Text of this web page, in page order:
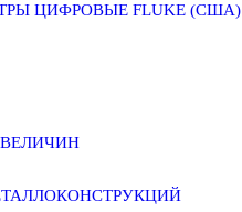
ЦИФРОВЫЕ FLUKE (США)